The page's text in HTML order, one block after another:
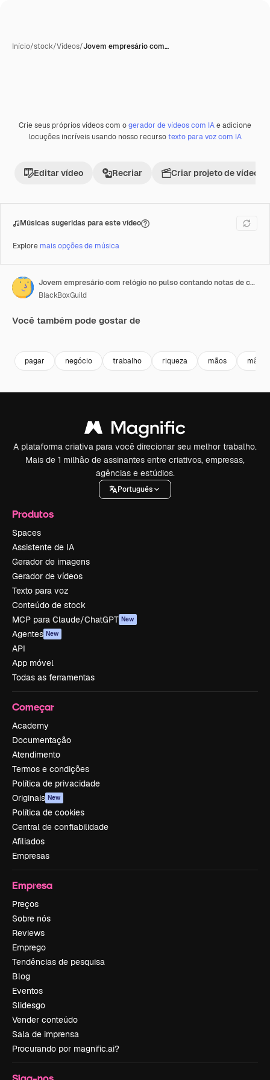
Início/stock/Vídeos/Jovem empresário com…
Premium
Crie seus próprios vídeos com ogerador de vídeos com IAe adicione
locuções incríveis usando nosso recursotexto para voz com IA
Editar vídeo Recriar Criar projeto de vídeo
Músicas sugeridas para este vídeo
Explore mais opções de música
Jovem empresário com relógio no pulso contando notas de cem euros
BlackBoxGuild
Você também pode gostar de
pagar negócio trabalho riqueza mãos mão
A plataforma criativa para você direcionar seu melhor trabalho.
Mais de 1 milhão de assinantes entre criativos, empresas,
agências e estúdios.
Português
Produtos
Spaces
Assistente de IA
Gerador de imagens
Gerador de vídeos
Texto para voz
Conteúdo de stock
MCP para Claude/ChatGPT New
Agentes New
API
App móvel
Todas as ferramentas
Começar
Academy
Documentação
Atendimento
Termos e condições
Política de privacidade
Originais New
Política de cookies
Central de confiabilidade
Afiliados
Empresas
Empresa
Preços
Sobre nós
Reviews
Emprego
Tendências de pesquisa
Blog
Eventos
Slidesgo
Vender conteúdo
Sala de imprensa
Procurando por magnific.ai?